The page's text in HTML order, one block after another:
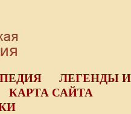
ЛЕГЕНДЫ И
КАРТА САЙТА